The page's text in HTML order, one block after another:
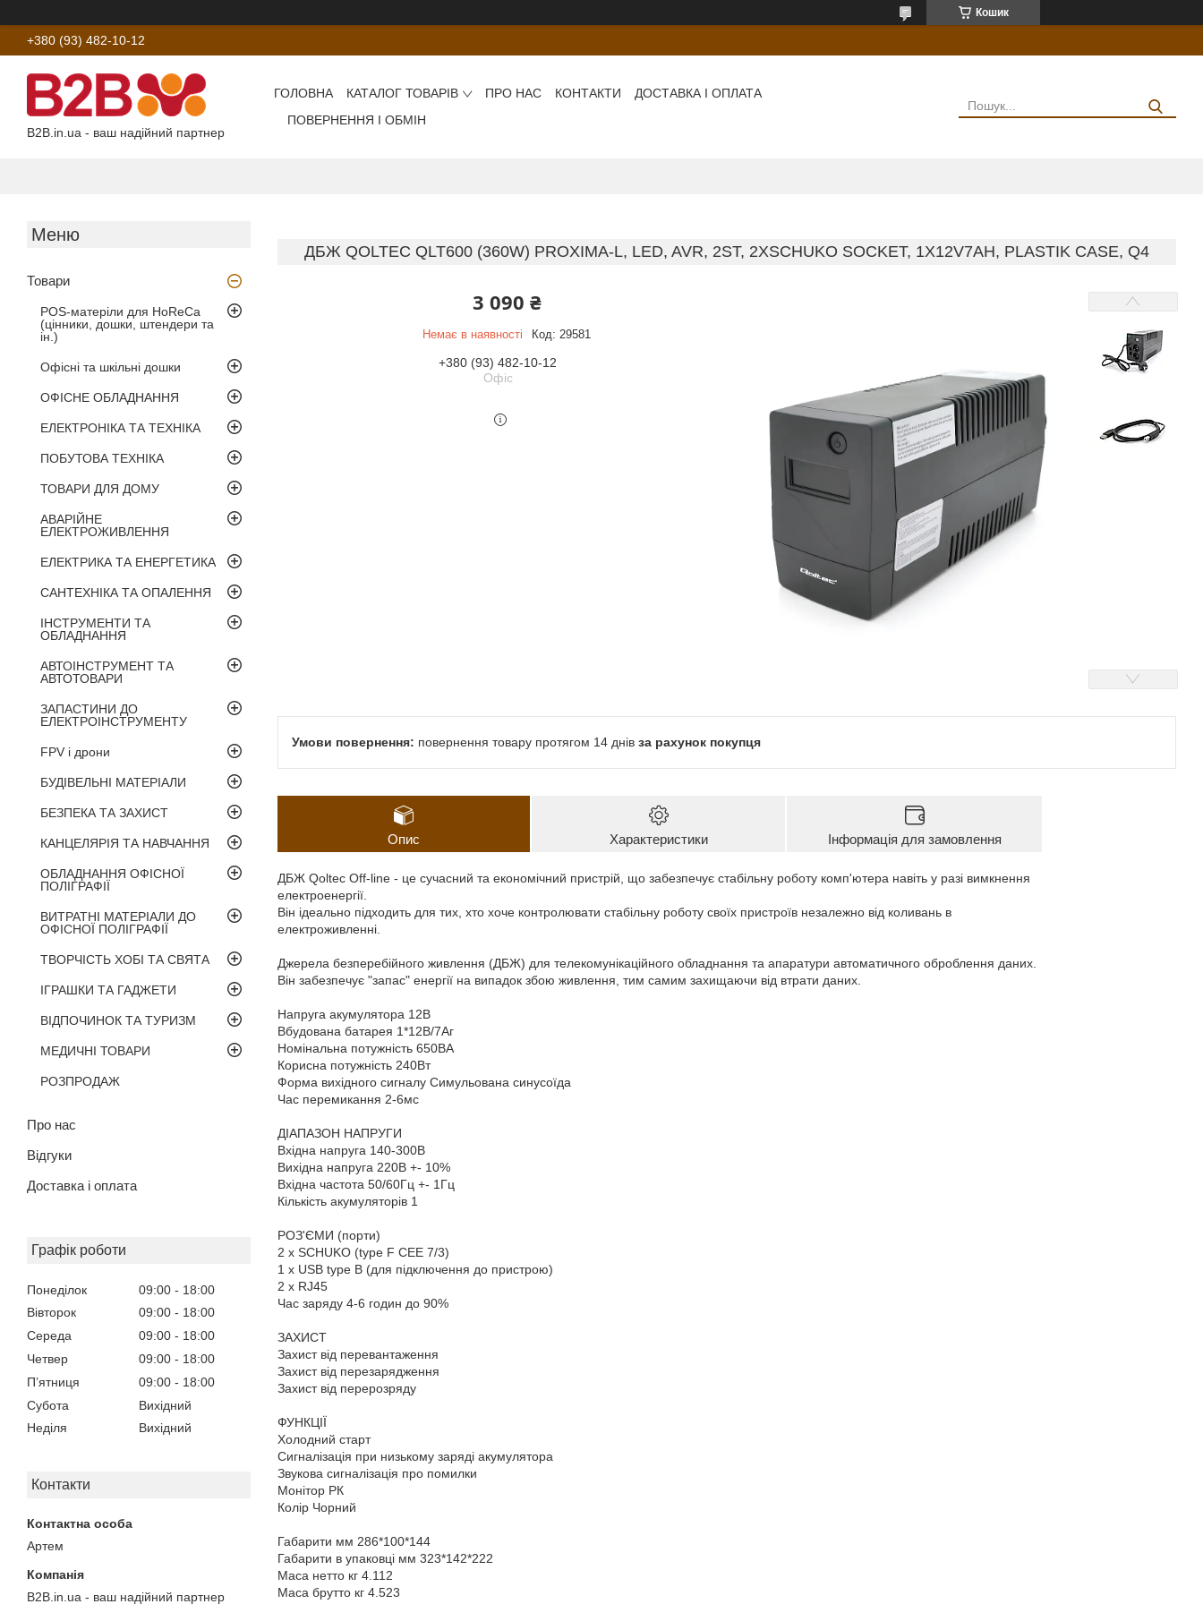
Кошик
+380 (93) 482-10-12
B2B.in.ua - ваш надійний партнер
ГОЛОВНА КАТАЛОГ ТОВАРІВ ПРО НАС КОНТАКТИ
ДОСТАВКА І ОПЛАТА
ПОВЕРНЕННЯ І ОБМІН
Товари
POS-матеріли для HoReCa
(цінники, дошки, штендери та
ін.)
Офісні та шкільні дошки
ОФІСНЕ ОБЛАДНАННЯ
ЕЛЕКТРОНІКА ТА ТЕХНІКА
ПОБУТОВА ТЕХНІКА
ТОВАРИ ДЛЯ ДОМУ
АВАРІЙНЕ
ЕЛЕКТРОЖИВЛЕННЯ
ЕЛЕКТРИКА ТА ЕНЕРГЕТИКА
САНТЕХНІКА ТА ОПАЛЕННЯ
ІНСТРУМЕНТИ ТА
ОБЛАДНАННЯ
АВТОІНСТРУМЕНТ ТА
АВТОТОВАРИ
ЗАПАСТИНИ ДО
ЕЛЕКТРОІНСТРУМЕНТУ
FPV і дрони
БУДІВЕЛЬНІ МАТЕРІАЛИ
БЕЗПЕКА ТА ЗАХИСТ
КАНЦЕЛЯРІЯ ТА НАВЧАННЯ
ОБЛАДНАННЯ ОФІСНОЇ
ПОЛІГРАФІЇ
ВИТРАТНІ МАТЕРІАЛИ ДО
ОФІСНОЇ ПОЛІГРАФІЇ
ТВОРЧІСТЬ ХОБІ ТА СВЯТА
ІГРАШКИ ТА ГАДЖЕТИ
ВІДПОЧИНОК ТА ТУРИЗМ
МЕДИЧНІ ТОВАРИ
РОЗПРОДАЖ
Про нас
Відгуки
Доставка і оплата
Графік роботи
Понеділок 09:00
18:00
Вівторок
09:00
18:00
Середа
09:00
18:00
Четвер
09:00
18:00
Пʼятниця
09:00
18:00
Субота
Вихідний
Неділя
Вихідний
Контакти
Артем
B2B.in.ua - ваш надійний партнер
ДБЖ QOLTEC QLT600 (360W) PROXIMA-L, LED, AVR, 2ST, 2XSCHUKO SOCKET, 1X12V7AH, PLASTIK CASE, Q4
3 090 ₴
Немає в наявності Код: 29581
+380 (93) 482-10-12
Офіс
повернення товару протягом 14 днів за рахунок покупця
Опис Характеристики Інформація для замовлення
ДБЖ Qoltec Off-line - це сучасний та економічний пристрій, що забезпечує стабільну роботу комп'ютера навіть у разі вимкнення
електроенергії.
Він ідеально підходить для тих, хто хоче контролювати стабільну роботу своїх пристроїв незалежно від коливань в
електроживленні.
Джерела безперебійного живлення (ДБЖ) для телекомунікаційного обладнання та апаратури автоматичного оброблення даних.
Він забезпечує "запас" енергії на випадок збою живлення, тим самим захищаючи від втрати даних.
Напруга акумулятора 12В
Вбудована батарея 1*12В/7Аг
Номінальна потужність 650ВА
Корисна потужність 240Вт
Форма вихідного сигналу Симульована синусоїда
Час перемикання 2-6мс
ДІАПАЗОН НАПРУГИ
Вхідна напруга 140-300В
Вихідна напруга 220В +- 10%
Вхідна частота 50/60Гц +- 1Гц
Кількість акумуляторів 1
РОЗ'ЄМИ (порти)
2 x SCHUKO (type F CEE 7/3)
1 x USB type B (для підключення до пристрою)
2 x RJ45
Час заряду 4-6 годин до 90%
ЗАХИСТ
Захист від перевантаження
Захист від перезарядження
Захист від перерозряду
ФУНКЦІЇ
Холодний старт
Сигналізація при низькому заряді акумулятора
Звукова сигналізація про помилки
Монітор РК
Колір Чорний
Габарити мм 286*100*144
Габарити в упаковці мм 323*142*222
Маса нетто кг 4.112
Маса брутто кг 4.523